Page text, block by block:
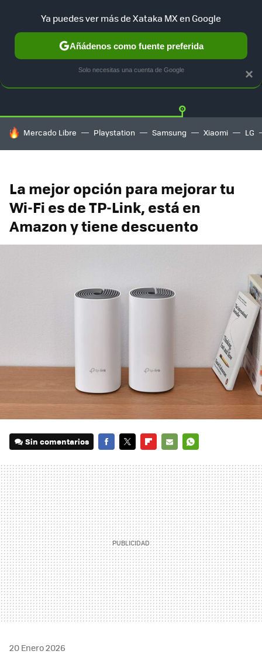
GUÍA DE COMPRAS MERCADO LIBRE
HOY SE HABLA DE
Mercado Libre Playstation Samsung Xiaomi LG
La mejor opción para mejorar tu
Wi-Fi es de TP-Link, está en
Amazon y tiene descuento
Sin comentarios
MAIL
20 Enero 2026
×
Ya puedes ver más de Xataka MX en Google
Añádenos como fuente preferida
Solo necesitas una cuenta de Google